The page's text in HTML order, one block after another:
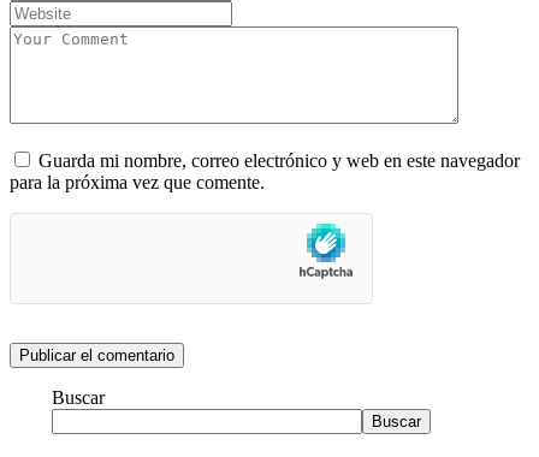
Guarda mi nombre, correo electrónico y web en este navegador
para la próxima vez que comente.
Buscar
Buscar